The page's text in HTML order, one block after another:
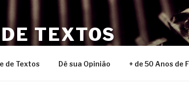
TEXTOS
de Textos Dê sua Opinião + de 50 Anos de